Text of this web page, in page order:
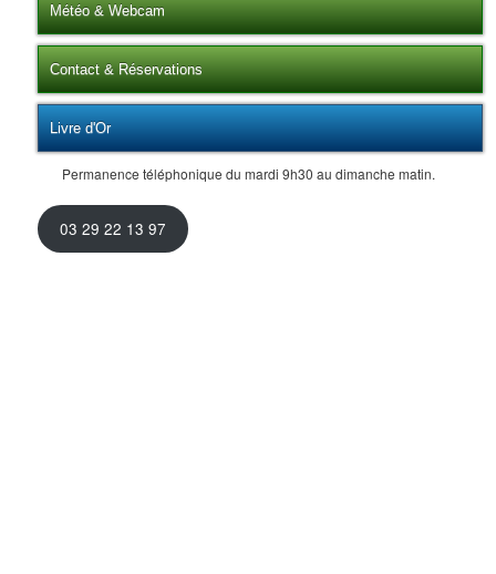
Météo & Webcam
Contact & Réservations
Livre d'Or
Permanence téléphonique du mardi 9h30 au dimanche matin.
03 29 22 13 97